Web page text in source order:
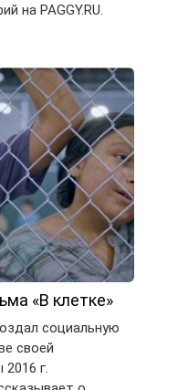
на PAGGY.RU.
«В клетке»
социальную
своей
г.